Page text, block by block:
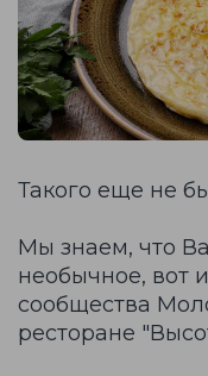
Такого еще не
Мы знаем, что
необычное, вот
сообщества
ресторане